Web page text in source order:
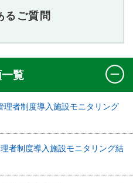
るご質問
覧
者制度導入施設モニタリング
者制度導入施設モニタリング結